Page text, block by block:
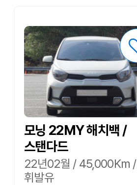
모닝 22MY 해치백 /
스탠다드
22년02월 / 45,000Km /
휘발유